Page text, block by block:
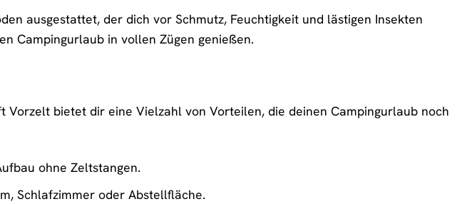
ausgestattet, der dich vor Schmutz, Feuchtigkeit und lästigen Insekten
Campingurlaub in vollen Zügen genießen.
Vorzelt bietet dir eine Vielzahl von Vorteilen, die deinen Campingurlaub noch
ohne Zeltstangen.
Schlafzimmer oder Abstellfläche.